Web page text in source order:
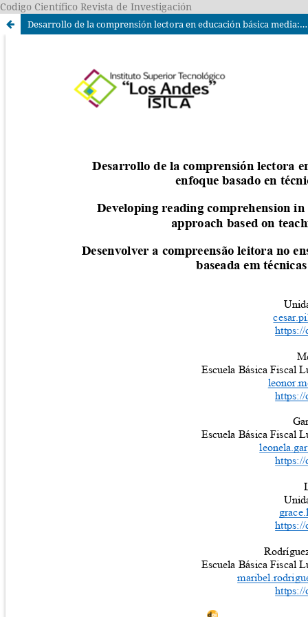
Codigo Científico Revista de Investigación
Desarrollo de la comprensión lectora en educación básica media: un enfoque basado en técnicas didácticas